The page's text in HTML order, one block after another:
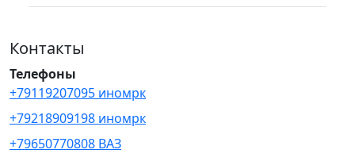
Контакты
Телефоны
+79119207095 иномрк
+79218909198 иномрк
+79650770808 ВАЗ